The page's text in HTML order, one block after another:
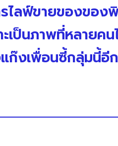
ไลฟ์ขายของขอ
เป็นภาพที่หลายค
ก๊งเพื่อนซี้กลุ่มนี้อี